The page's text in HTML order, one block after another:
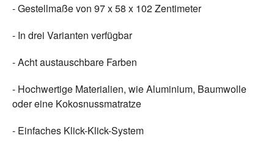
- Gestellmaße von 97 x 58 x 102 Zentimeter
- In drei Varianten verfügbar
- Acht austauschbare Farben
- Hochwertige Materialien, wie Aluminium, Baumwolle
oder eine Kokosnussmatratze
- Einfaches Klick-Klick-System